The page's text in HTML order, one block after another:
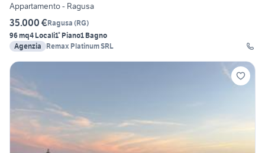
Appartamento - Ragusa
35.000 €Ragusa (RG)
96 mq4 Locali1° Piano1 Bagno
Agenzia
Remax Platinum SRL